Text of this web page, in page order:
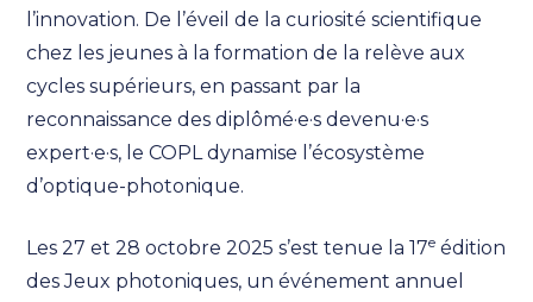
l’innovation. De l’éveil de la curiosité scientifique
chez les jeunes à la formation de la relève aux
cycles supérieurs, en passant par la
reconnaissance des diplômé·e·s devenu·e·s
expert·e·s, le COPL dynamise l’écosystème
d’optique-photonique.
Les 27 et 28 octobre 2025 s’est tenue la 17e édition
des Jeux photoniques, un événement annuel